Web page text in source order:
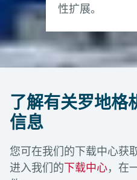
性扩展。
了解有关罗地格
信息
您可在我们的下载中心获
进入我们的下载中心，在